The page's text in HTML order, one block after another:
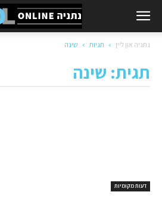
נתניה און ליין תגיות שינה
תגית: שינה
דעות מקומיות